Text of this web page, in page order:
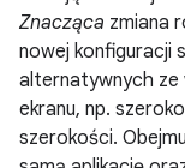
Znacząca zmiana
nowej konfiguracji
alternatywnych ze
ekranu, np.
szerokości.